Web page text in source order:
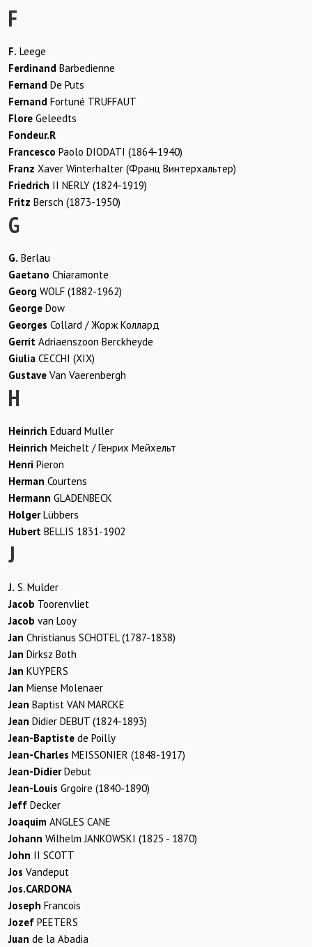
F
F. Leege
Ferdinand Barbedienne
Fernand De Puts
Fernand Fortuné TRUFFAUT
Flore Geleedts
Fondeur.R
Francesco Paolo DIODATI (1864-1940)
Franz Xaver Winterhalter (Франц Винтерхальтер)
Friedrich II NERLY (1824-1919)
Fritz Bеrsch (1873-1950)
G
G. Berlau
Gaetano Chiaramonte
Georg WOLF (1882-1962)
George Dow
Georges Collard / Жорж Коллард
Gerrit Adriaenszoon Berckheyde
Giulia CECCHI (XIX)
Gustave Van Vaerenbergh
H
Heinrich Eduard Muller
Heinrich Meichelt / Генрих Мейхельт
Henri Pieron
Herman Courtens
Hermann GLADENBECK
HolgerLübbers
Hubert BELLIS 1831-1902
J
J. S. Mulder
Jacob Toorenvliet
Jacob van Looy
Jan Christianus SCHOTEL (1787-1838)
Jan Dirksz Both
Jan KUYPERS
Jan Miense Molenaer
Jean Baptist VAN MARCKE
Jean Didier DEBUT (1824-1893)
Jean-Baptiste de Poilly
Jean-Charles MEISSONIER (1848-1917)
Jean-DidierDebut
Jean-Louis Grgoire (1840-1890)
Jeff Decker
Joaquim ANGLES CANE
Johann Wilhelm JANKOWSKI (1825 - 1870)
John II SCOTT
Jos Vandeput
Jos.CARDONA
Joseph Francois
Jozef PEETERS
Juan de la Abadia